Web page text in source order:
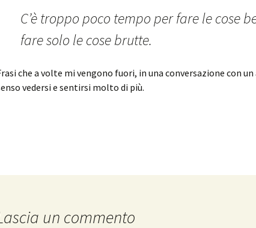
C’è troppo poco tempo per fare le cose
fare solo le cose brutte.
che a volte mi vengono fuori, in una conversazione con
vedersi e sentirsi molto di più.
un commento